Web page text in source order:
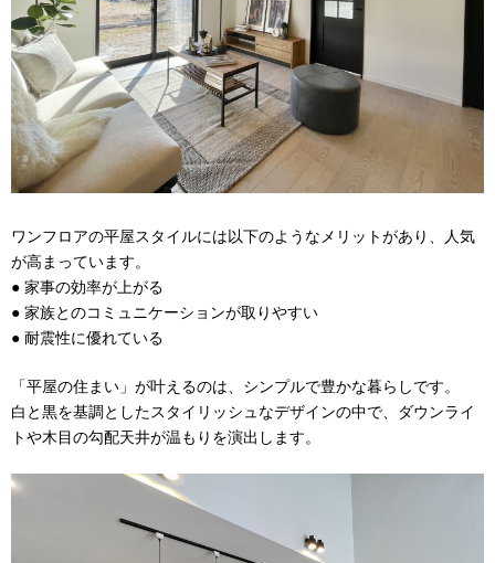
ワンフロアの平屋スタイルには以下のようなメリットがあり、人気
が高まっています。
● 家事の効率が上がる
● 家族とのコミュニケーションが取りやすい
● 耐震性に優れている
「平屋の住まい」が叶えるのは、シンプルで豊かな暮らしです。
白と黒を基調としたスタイリッシュなデザインの中で、ダウンライ
トや木目の勾配天井が温もりを演出します。